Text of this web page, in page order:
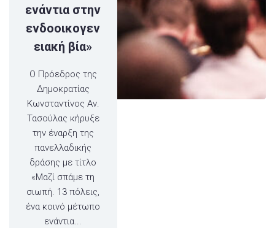
ενάντια στην
ενδοοικογεν
ειακή βία»
Ο Πρόεδρος της
Δημοκρατίας
Κωνσταντίνος Αν.
Τασούλας κήρυξε
την έναρξη της
πανελλαδικής
δράσης με τίτλο
«Μαζί σπάμε τη
σιωπή. 13 πόλεις,
ένα κοινό μέτωπο
ενάντια...